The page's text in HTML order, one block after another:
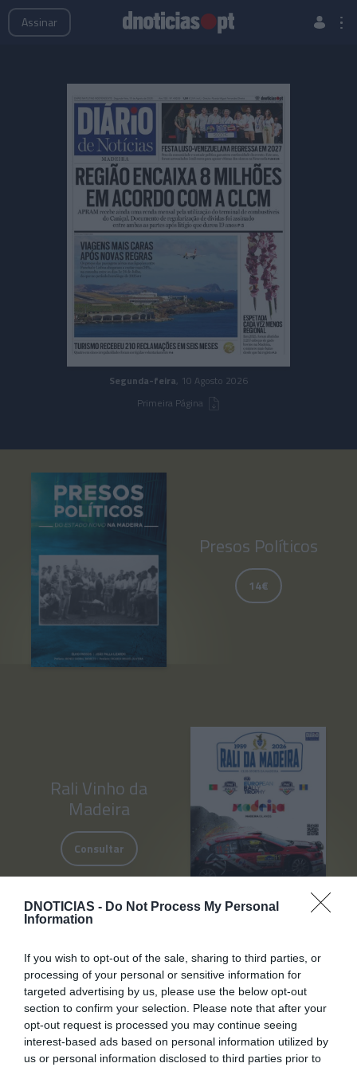
DNOTICIAS - Do Not Process My Personal
Information
If you wish to opt-out of the sale, sharing to third parties, or
processing of your personal or sensitive information for
targeted advertising by us, please use the below opt-out
section to confirm your selection. Please note that after your
opt-out request is processed you may continue seeing
interest-based ads based on personal information utilized by
us or personal information disclosed to third parties prior to
AssinarPublicações Edições Especiais
Segunda-feira, 10 Agosto 2026
Primeira Página
Presos Políticos
14€
Rali Vinho da
Madeira
Consultar
Suplemento
Comercial